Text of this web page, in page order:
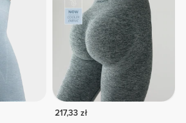
217,33 zł